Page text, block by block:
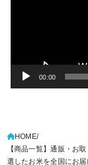
00:00
HOME
【商品一覧】通販・お
選したお米を全国にお届